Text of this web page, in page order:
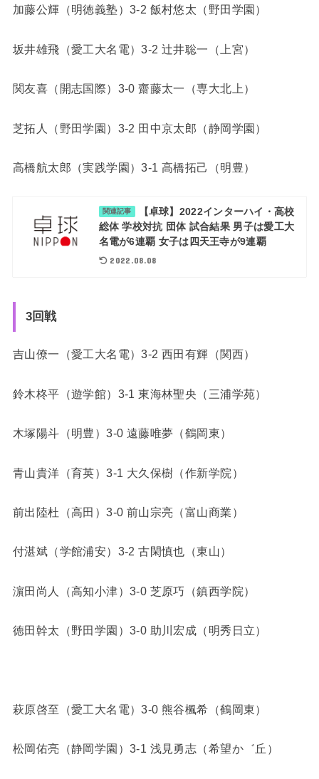
加藤公輝（明徳義塾）3-2 飯村悠太（野田学園）
坂井雄飛（愛工大名電）3-2 辻井聡一（上宮）
関友喜（開志国際）3-0 齋藤太一（専大北上）
芝拓人（野田学園）3-2 田中京太郎（静岡学園）
高橋航太郎（実践学園）3-1 高橋拓己（明豊）
関連記事
【卓球】2022インターハイ・高校
総体 学校対抗 団体 試合結果 男子は愛工大
名電が6連覇 女子は四天王寺が9連覇
2022.08.08
3回戦
吉山僚一（愛工大名電）3-2 西田有輝（関西）
鈴木柊平（遊学館）3-1 東海林聖央（三浦学苑）
木塚陽斗（明豊）3-0 遠藤唯夢（鶴岡東）
青山貴洋（育英）3-1 大久保樹（作新学院）
前出陸杜（高田）3-0 前山宗亮（富山商業）
付湛斌（学館浦安）3-2 古閑慎也（東山）
濵田尚人（高知小津）3-0 芝原巧（鎮西学院）
徳田幹太（野田学園）3-0 助川宏成（明秀日立）
萩原啓至（愛工大名電）3-0 熊谷楓希（鶴岡東）
松岡佑亮（静岡学園）3-1 浅見勇志（希望か゛丘）